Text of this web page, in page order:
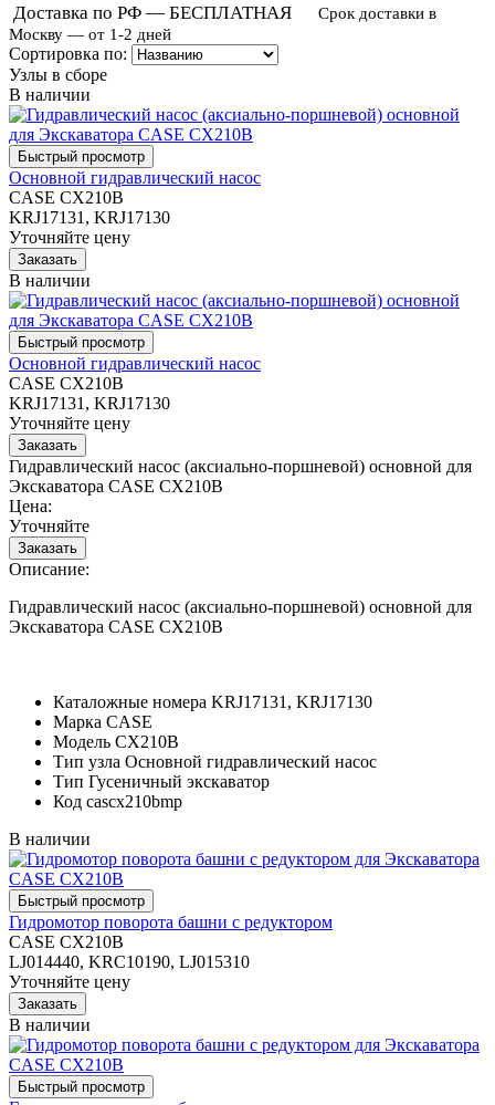
Доставка по РФ — БЕСПЛАТНАЯ
Срок доставки в
Москву — от 1-2 дней
Сортировка по:
Узлы в сборе
В наличии
Основной гидравлический насос
CASE CX210B
KRJ17131, KRJ17130
Уточняйте цену
В наличии
Основной гидравлический насос
CASE CX210B
KRJ17131, KRJ17130
Уточняйте цену
Гидравлический насос (аксиально-поршневой) основной для
Экскаватора CASE CX210B
Цена:
Уточняйте
Описание:
Гидравлический насос (аксиально-поршневой) основной для
Экскаватора CASE CX210B
Каталожные номера KRJ17131, KRJ17130
Марка CASE
Модель CX210B
Тип узла Основной гидравлический насос
Тип Гусеничный экскаватор
Код cascx210bmp
В наличии
Гидромотор поворота башни с редуктором
CASE CX210B
LJ014440, KRC10190, LJ015310
Уточняйте цену
В наличии